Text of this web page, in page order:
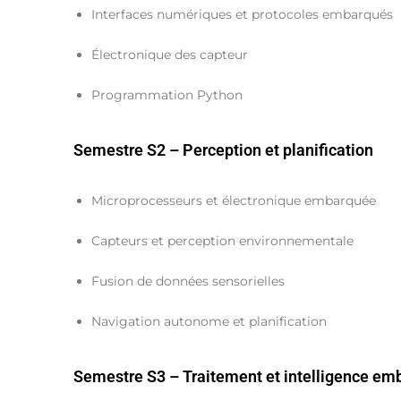
Interfaces numériques et protocoles embarqués
Électronique des capteur
Programmation Python
Semestre S2 – Perception et planification
Microprocesseurs et électronique embarquée
Capteurs et perception environnementale
Fusion de données sensorielles
Navigation autonome et planification
Semestre S3 – Traitement et intelligence